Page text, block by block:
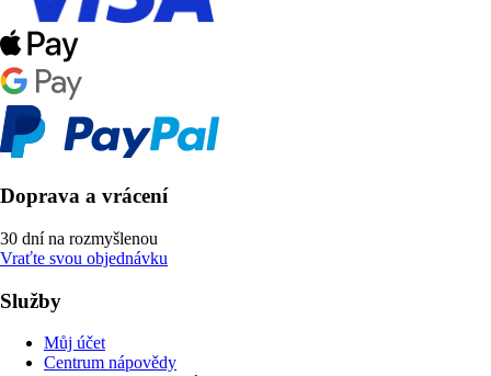
Doprava a vrácení
30 dní na rozmyšlenou
Vraťte svou objednávku
Služby
Můj účet
Centrum nápovědy